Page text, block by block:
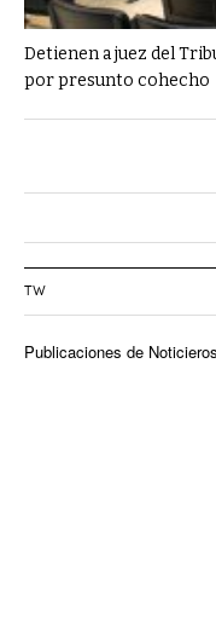
Detienen a juez del
por presunto cohecho
TW
Publicaciones de